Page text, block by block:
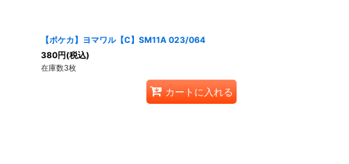
【ポケカ】ヨマワル【C】SM11A 023/064
380円(税込)
在庫数3枚
カートに入れる